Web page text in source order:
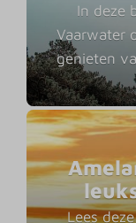
In deze
Vaarwater
genieten
Lees